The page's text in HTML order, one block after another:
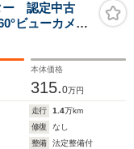
ー 認定中古
ビューカメ
付きパワー
ルーズコン
本体価格
315.0万円
走行 1.4万km
修復
なし
整備
法定整備付